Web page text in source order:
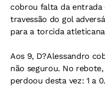
cobrou falta da entrada
travessão do gol
para a torcida
Aos 9, D?Alessandro
não segurou. No
perdoou desta vez: 1 a